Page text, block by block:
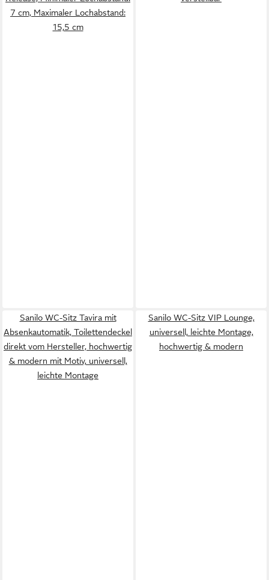
7 cm, Maximaler Lochabstand:
15,5 cm
Sanilo WC-Sitz Tavira mit
Absenkautomatik, Toilettendeckel
direkt vom Hersteller, hochwertig
& modern mit Motiv, universell,
leichte Montage
Sanilo WC-Sitz VIP Lounge,
universell, leichte Montage,
hochwertig & modern